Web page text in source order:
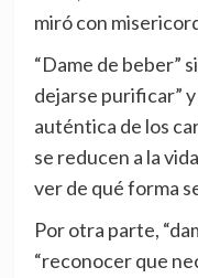
miró con
“Dame de beber”
dejarse purificar”
auténtica de los
se reducen a la
ver de qué forma
Por otra parte,
“reconocer que